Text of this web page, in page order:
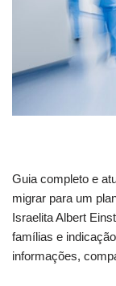
Guia completo e
migrar para um
Israelita Albert
famílias e
informações,